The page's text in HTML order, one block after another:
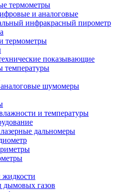
термометры
и аналоговые
инфракрасный пирометр
термометры
показывающие
температуры
шумомеры
и температуры
дальномеры
жидкости
дымовых газов